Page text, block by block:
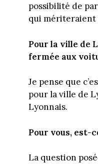
possibilité de
qui mériteraient
Pour la ville de
fermée aux
Je pense que
pour la ville de
Lyonnais.
Pour vous, est-
La question